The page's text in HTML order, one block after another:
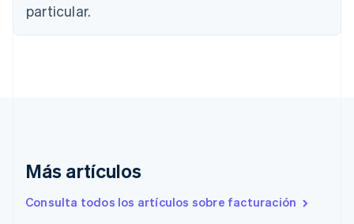
particular.
Más artículos
Consulta todos los artículos sobre facturación
Bélgica
Brasil
Chipre
Croacia